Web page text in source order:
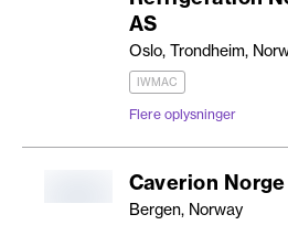
AS
Oslo, Trondheim,
IWMAC
Flere oplysninger
Caverion
Bergen, Norway